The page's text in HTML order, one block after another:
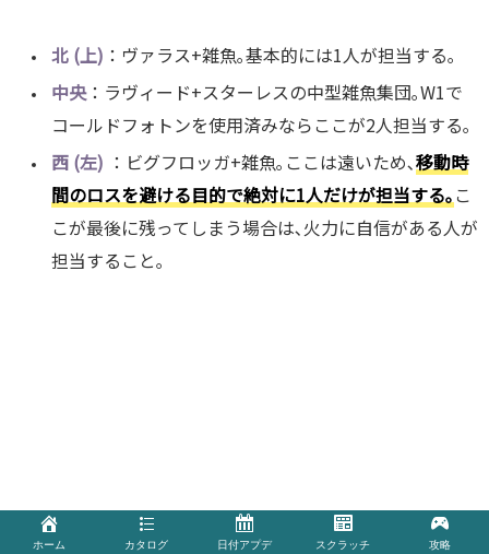
北 (上) ：ヴァラス+雑魚｡基本的には1人が担当する｡
中央：ラヴィード+スターレスの中型雑魚集団｡W1で
コールドフォトンを使用済みならここが2人担当する｡
西 (左) ：ビグフロッガ+雑魚｡ここは遠いため､移動時
間のロスを避ける目的で絶対に1人だけが担当する｡ こ
こが最後に残ってしまう場合は､火力に自信がある人が
担当すること｡
ホーム カタログ 日付アプデ スクラッチ 攻略